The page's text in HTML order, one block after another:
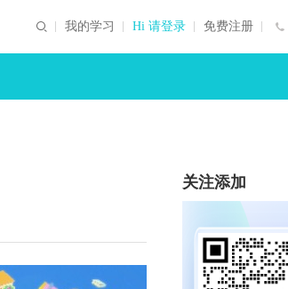
我的学习 Hi 请登录 免费注册
关注添加